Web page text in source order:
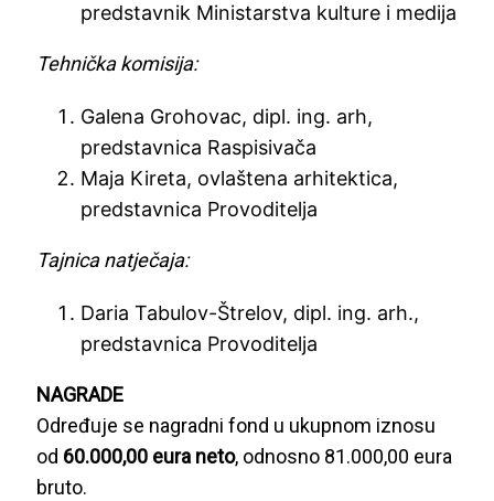
predstavnik Ministarstva kulture i medija
Tehnička komisija:
Galena Grohovac, dipl. ing. arh,
predstavnica Raspisivača
Maja Kireta, ovlaštena arhitektica,
predstavnica Provoditelja
Tajnica natječaja:
Daria Tabulov-Štrelov, dipl. ing. arh.,
predstavnica Provoditelja
NAGRADE
Određuje se nagradni fond u ukupnom iznosu
od 60.000,00 eura neto, odnosno 81.000,00 eura
bruto.